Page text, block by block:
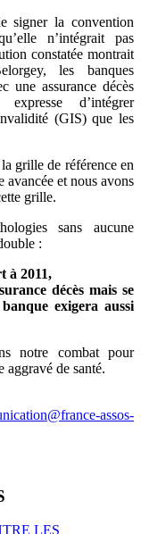
signer la convention
n’intégrait pas
constatée montrait
les banques
une assurance décès
d’intégrer
(GIS) que les
grille de référence en
avancée et nous avons
grille.
sans aucune
:
à 2011,
décès mais se
exigera aussi
notre combat pour
aggravé de santé.
assos-
LES